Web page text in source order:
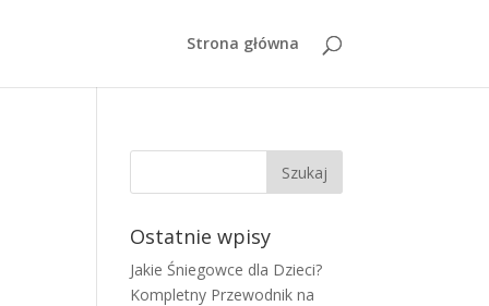
Strona główna
Ostatnie wpisy
Jakie Śniegowce dla Dzieci?
Kompletny Przewodnik na